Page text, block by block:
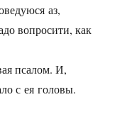
аз,
вопросити, как
псалом. И,
с ея головы.